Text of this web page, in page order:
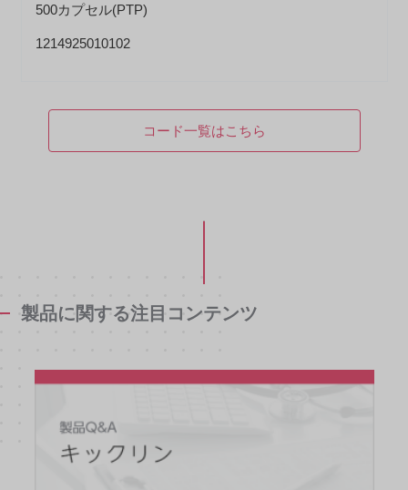
500カプセル(PTP)
1214925010102
コード一覧はこちら
製品に関する注目コンテンツ